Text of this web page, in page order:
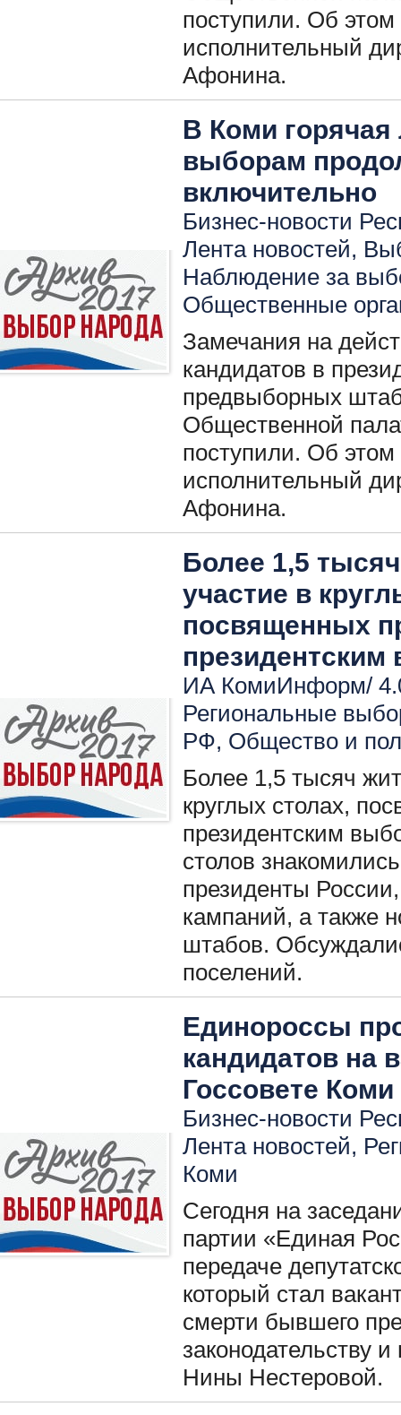
поступили. Об
исполнительный
Афонина.
В Коми горячая
выборам
включительно
Бизнес-новости
Лента новостей,
Наблюдение за
Общественные
Замечания на
кандидатов в
предвыборных
Общественной
поступили. Об
исполнительный
Афонина.
Более 1,5
участие в
посвященных
ИА КомиИнформ/
Региональные
РФ, Общество и
Более 1,5 тысяч
круглых столах,
президентским
столов
президенты
кампаний, а также
штабов.
поселений.
Единороссы
кандидатов на
Госсовете Коми
Бизнес-новости
Лента новостей,
Коми
Сегодня на
партии «Единая
передаче
который стал
смерти бывшего
законодательству
Нины Нестеровой.